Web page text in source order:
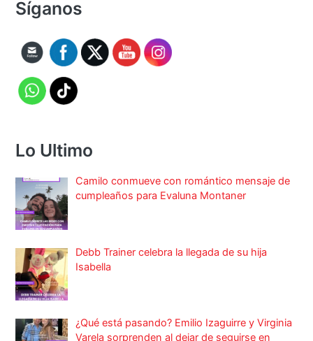
Síganos
Lo Ultimo
Camilo conmueve con romántico mensaje de
cumpleaños para Evaluna Montaner
Debb Trainer celebra la llegada de su hija
Isabella
¿Qué está pasando? Emilio Izaguirre y Virginia
Varela sorprenden al dejar de seguirse en